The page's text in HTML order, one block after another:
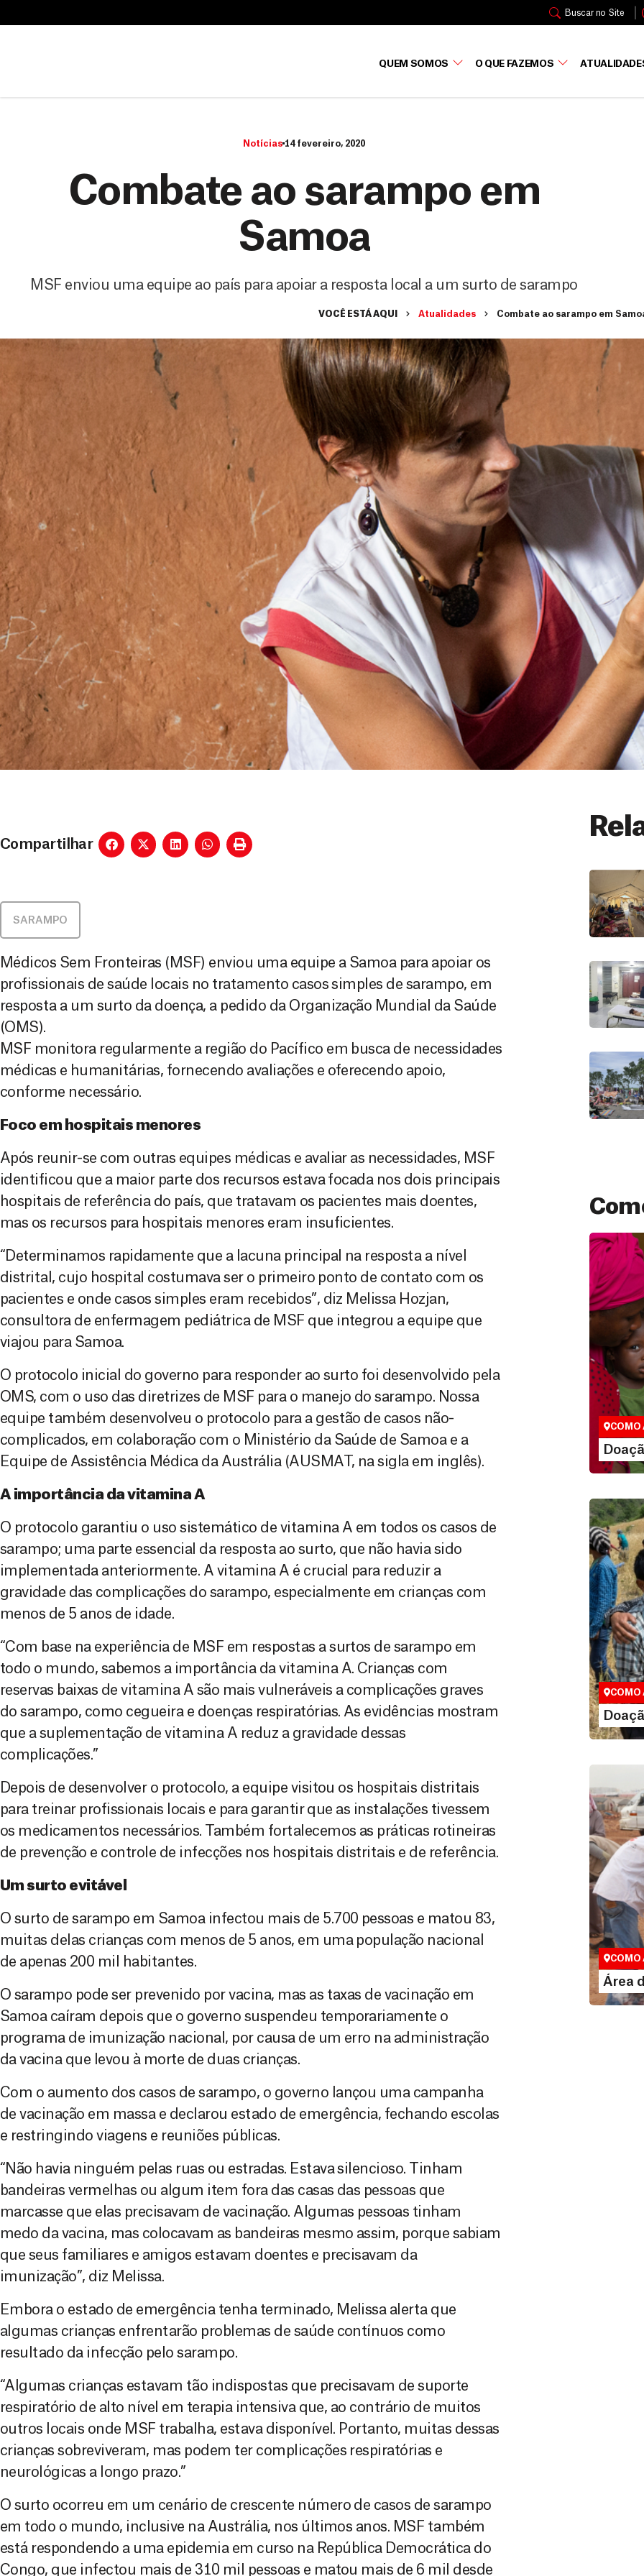
Buscar no Site
QUEM SOMOS O QUE FAZEMOS
c
Notícias 14 fevereiro, 2020
Combate ao sarampo em
Samoa
MSF enviou uma equipe ao país para apoiar a resposta local a um surto de sarampo
VOCÊ ESTÁ AQUI Atualidades Combate ao sarampo em
Compartilhar
SARAMPO
Médicos Sem Fronteiras (MSF) enviou uma equipe a Samoa para apoiar os
profissionais de saúde locais no tratamento casos simples de sarampo, em
resposta a um surto da doença, a pedido da Organização Mundial da Saúde
(OMS).
MSF monitora regularmente a região do Pacífico em busca de necessidades
médicas e humanitárias, fornecendo avaliações e oferecendo apoio,
conforme necessário.
Foco em hospitais menores
Após reunir-se com outras equipes médicas e avaliar as necessidades, MSF
identificou que a maior parte dos recursos estava focada nos dois principais
hospitais de referência do país, que tratavam os pacientes mais doentes,
mas os recursos para hospitais menores eram insuficientes.
“Determinamos rapidamente que a lacuna principal na resposta a nível
distrital, cujo hospital costumava ser o primeiro ponto de contato com os
pacientes e onde casos simples eram recebidos”, diz Melissa Hozjan,
consultora de enfermagem pediátrica de MSF que integrou a equipe que
viajou para Samoa.
O protocolo inicial do governo para responder ao surto foi desenvolvido pela
OMS, com o uso das diretrizes de MSF para o manejo do sarampo. Nossa
equipe também desenvolveu o protocolo para a gestão de casos não-
complicados, em colaboração com o Ministério da Saúde de Samoa e a
Equipe de Assistência Médica da Austrália (AUSMAT, na sigla em inglês).
A importância da vitamina A
O protocolo garantiu o uso sistemático de vitamina A em todos os casos de
sarampo; uma parte essencial da resposta ao surto, que não havia sido
implementada anteriormente. A vitamina A é crucial para reduzir a
gravidade das complicações do sarampo, especialmente em crianças com
menos de 5 anos de idade.
“Com base na experiência de MSF em respostas a surtos de sarampo em
todo o mundo, sabemos a importância da vitamina A. Crianças com
reservas baixas de vitamina A são mais vulneráveis a complicações graves
do sarampo, como cegueira e doenças respiratórias. As evidências mostram
que a suplementação de vitamina A reduz a gravidade dessas
complicações.”
Depois de desenvolver o protocolo, a equipe visitou os hospitais distritais
para treinar profissionais locais e para garantir que as instalações tivessem
os medicamentos necessários. Também fortalecemos as práticas rotineiras
de prevenção e controle de infecções nos hospitais distritais e de referência.
Um surto evitável
O surto de sarampo em Samoa infectou mais de 5.700 pessoas e matou 83,
muitas delas crianças com menos de 5 anos, em uma população nacional
de apenas 200 mil habitantes.
O sarampo pode ser prevenido por vacina, mas as taxas de vacinação em
Samoa caíram depois que o governo suspendeu temporariamente o
programa de imunização nacional, por causa de um erro na administração
da vacina que levou à morte de duas crianças.
Com o aumento dos casos de sarampo, o governo lançou uma campanha
de vacinação em massa e declarou estado de emergência, fechando escolas
e restringindo viagens e reuniões públicas.
“Não havia ninguém pelas ruas ou estradas. Estava silencioso. Tinham
bandeiras vermelhas ou algum item fora das casas das pessoas que
marcasse que elas precisavam de vacinação. Algumas pessoas tinham
medo da vacina, mas colocavam as bandeiras mesmo assim, porque sabiam
que seus familiares e amigos estavam doentes e precisavam da
imunização”, diz Melissa.
Embora o estado de emergência tenha terminado, Melissa alerta que
algumas crianças enfrentarão problemas de saúde contínuos como
resultado da infecção pelo sarampo.
“Algumas crianças estavam tão indispostas que precisavam de suporte
respiratório de alto nível em terapia intensiva que, ao contrário de muitos
outros locais onde MSF trabalha, estava disponível. Portanto, muitas dessas
crianças sobreviveram, mas podem ter complicações respiratórias e
neurológicas a longo prazo.”
O surto ocorreu em um cenário de crescente número de casos de sarampo
em todo o mundo, inclusive na Austrália, nos últimos anos. MSF também
está respondendo a uma epidemia em curso na República Democrática do
Congo, que infectou mais de 310 mil pessoas e matou mais de 6 mil desde
Doação
São as
que nos
vidas em
COMO
Você
maneiras,
valor que
COMO
Área
Espaço
COMO
Área
a